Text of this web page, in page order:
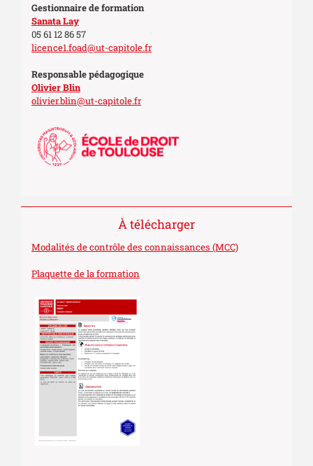
Gestionnaire de formation
Sanata Lay
05 61 12 86 57
licence1.foad@ut-capitole.fr
Responsable pédagogique
Olivier Blin
olivier.blin@ut-capitole.fr
À télécharger
Modalités de contrôle des connaissances (MCC)
Plaquette de la formation